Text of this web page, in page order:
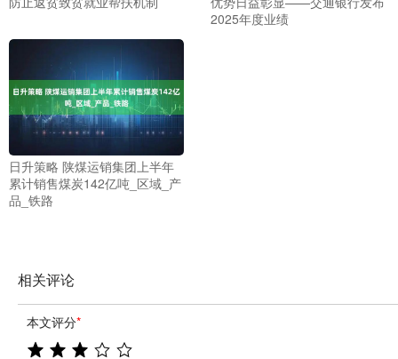
2025年度业绩
日升策略 陕煤运销集团上半年
累计销售煤炭142亿吨_区域_产
品_铁路
相关评论
本文评分*